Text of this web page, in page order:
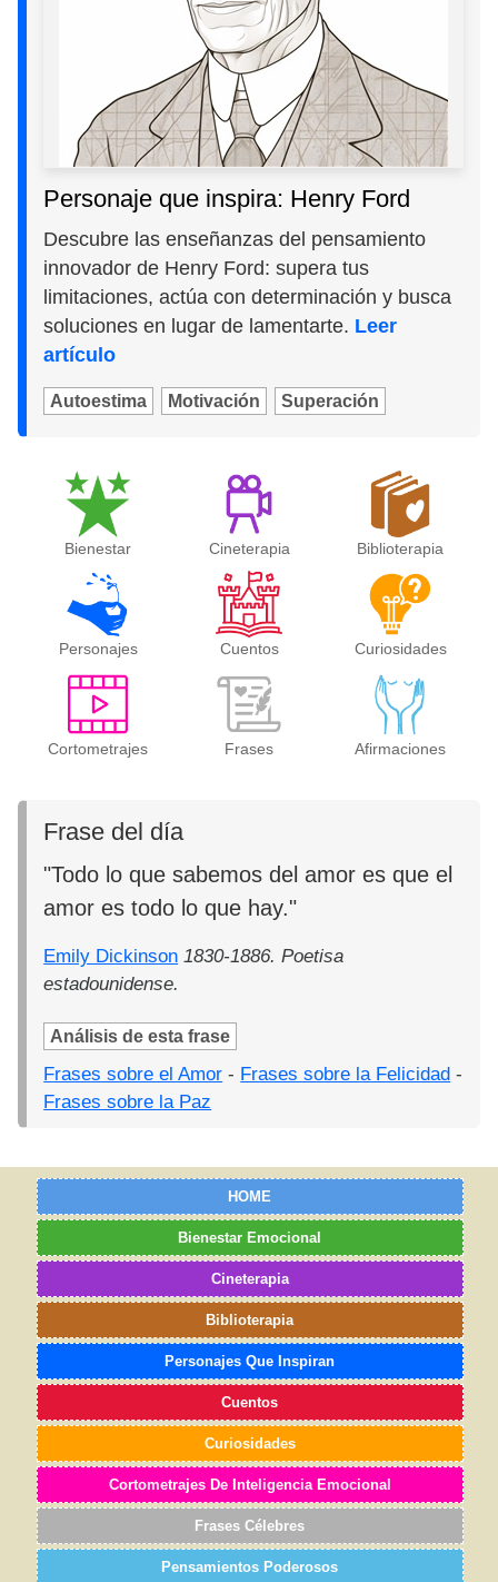
Personaje que inspira: Henry Ford
Descubre las enseñanzas del pensamiento
innovador de Henry Ford: supera tus
limitaciones, actúa con determinación y busca
soluciones en lugar de lamentarte. Leer
artículo
Autoestima Motivación Superación
Bienestar Cineterapia Biblioterapia
Personajes Cuentos Curiosidades
Cortometrajes Frases Afirmaciones
Frase del día
"Todo lo que sabemos del amor es que el
amor es todo lo que hay."
Emily Dickinson 1830-1886. Poetisa
estadounidense.
Análisis de esta frase
Frases sobre el Amor - Frases sobre la Felicidad -
Frases sobre la Paz
HOME
Bienestar Emocional
Cineterapia
Biblioterapia
Personajes Que Inspiran
Cuentos
Curiosidades
Cortometrajes De Inteligencia Emocional
Frases Célebres
Pensamientos Poderosos